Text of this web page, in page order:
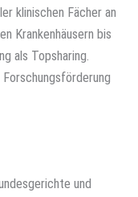
klinischen Fächer an
Krankenhäusern bis
als Topsharing.
und